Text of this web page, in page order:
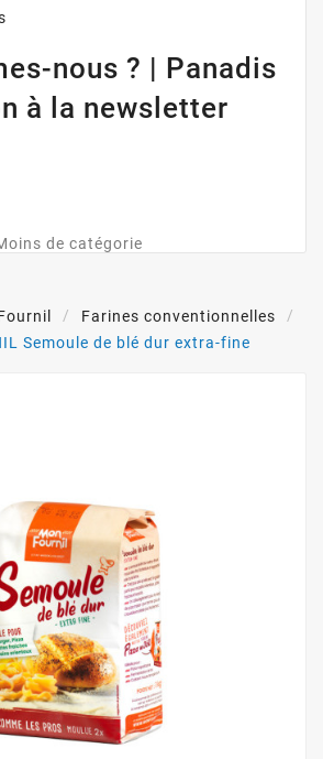
nous ? | Panadis
à la newsletter
de catégorie
Farines conventionnelles
Semoule de blé dur extra-fine